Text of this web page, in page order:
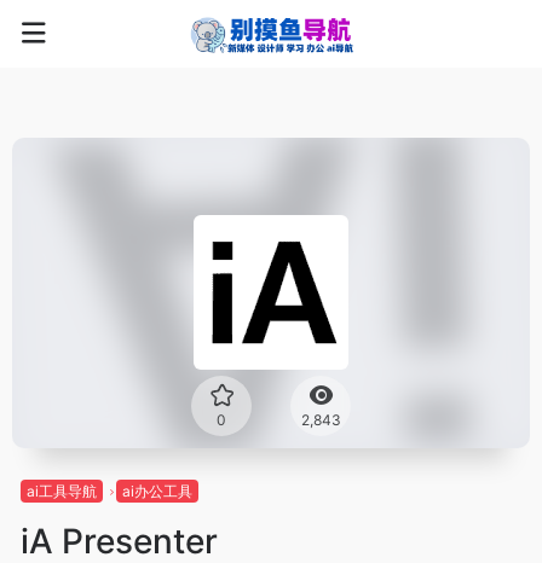
0 2,843
ai工具导航 ai办公工具
iA Presenter